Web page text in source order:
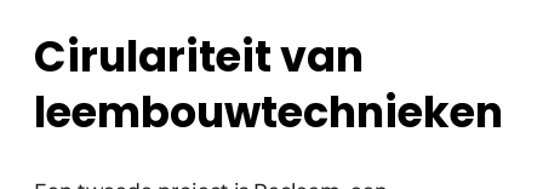
Cirulariteit van
leembouwtechnieken